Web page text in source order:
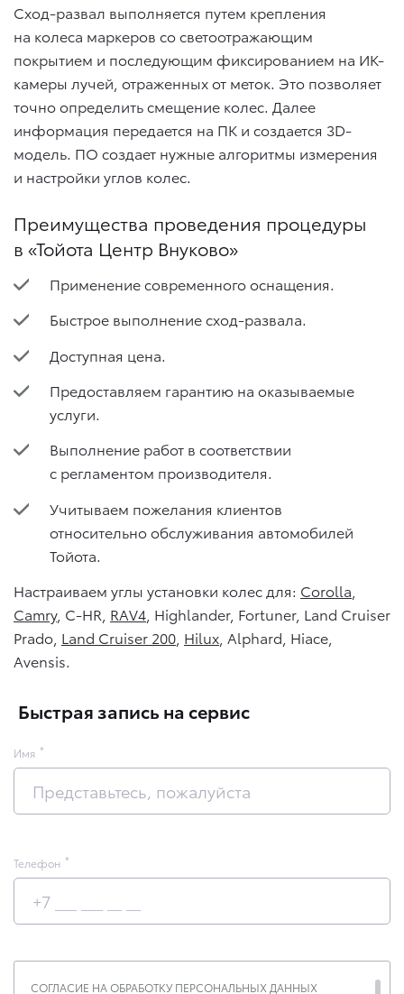
Сход-развал выполняется путем крепления
на колеса маркеров со светоотражающим
покрытием и последующим фиксированием на ИК-
камеры лучей, отраженных от меток. Это позволяет
точно определить смещение колес. Далее
информация передается на ПК и создается 3D-
модель. ПО создает нужные алгоритмы измерения
и настройки углов колес.
Преимущества проведения процедуры
в «Тойота Центр Внуково»
Применение современного оснащения.
Быстрое выполнение сход-развала.
Доступная цена.
Предоставляем гарантию на оказываемые
услуги.
Выполнение работ в соответствии
с регламентом производителя.
Учитываем пожелания клиентов
относительно обслуживания автомобилей
Тойота.
Настраиваем углы установки колес для: Corolla
Camry, C-HR, RAV4 , Highlander, Fortuner, Land Cruiser
Prado, Land Cruiser 200 Hilux , Alphard, Hiace,
Avensis.
Быстрая запись на сервис
Имя
Телефон
СОГЛАСИЕ НА ОБРАБОТКУ ПЕРСОНАЛЬНЫХ ДАННЫХ